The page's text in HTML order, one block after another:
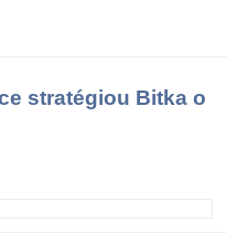
stratégiou Bitka o